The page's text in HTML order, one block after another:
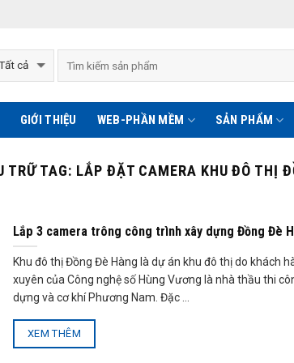
GIỚI THIỆU WEB-PHẦN MỀM SẢN PHẨM
TRỮ TAG: LẮP ĐẶT CAMERA KHU ĐÔ THỊ
Lắp 3 camera trông công trình xây dựng Đồng Đè
Khu đô thị Đồng Đè Hàng là dự án khu đô thị do khách
xuyên của Công nghệ số Hùng Vương là nhà thầu thi
dựng và cơ khí Phương Nam. Đặc ...
XEM THÊM